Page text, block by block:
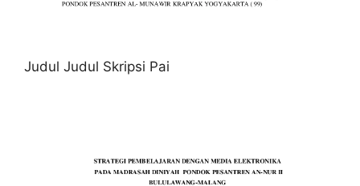
Judul Judul Skripsi Pai